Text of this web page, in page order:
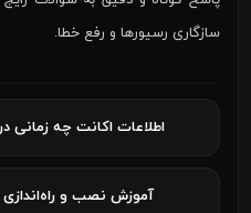
سازگاری رسیورها و رفع خطا.
اطلاعات اکانت چه زمانی
آموزش نصب و